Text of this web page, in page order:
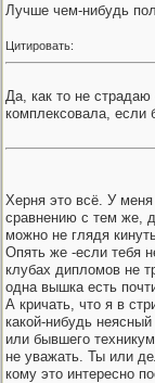
Лучше чем-нибудь
Цитировать:
Да, как то не страдаю
комплексовала, если
Херня это всё. У
сравнению с тем же,
можно не глядя
Опять же -если тебя
клубах дипломов не
одна вышка есть
А кричать, что я в
какой-нибудь
или бывшего
не уважать. Ты или
кому это интересно